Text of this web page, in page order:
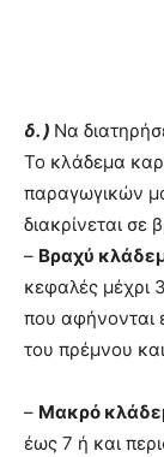
δ. ) Να
Το κλάδεμα
παραγωγικών
διακρίνεται σε
– Βραχύ
κεφαλές
που αφήνονται
του πρέμνου
– Μακρό
έως 7 ή και